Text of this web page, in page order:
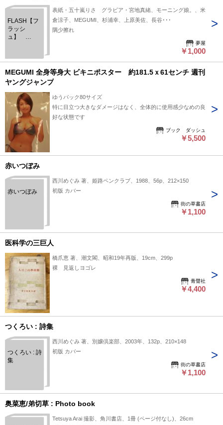
FLASH【フ
ラッシ
ュ】
表紙・五十嵐りさ グラビア・宮地真緒、モーニング娘。、米
倉涼子、MEGUMI、杉浦幸、上原美佐、長谷･･･
隅少擦れ
夢屋
￥1,000
MEGUMI 全身等身大 ビキニポスター 約181.5ｘ61センチ 週刊
ヤングジャンプ
ゆうパック80サイズ
特に目立つ大きなダメージはなく、全体的に使用感少なめの良
好な状態です
ブック ダッシュ
￥5,500
赤いつぼみ
赤いつぼみ
西川めぐみ 著、姫路ペンクラブ、1988、56p、212×150
初版 カバー
街の草書店
￥1,100
医科学の三巨人
橋爪恵 著、潮文閣、昭和19年再版、19cm、299p
裸 見返しヨゴレ
青聲社
￥4,400
つくろい : 詩集
つくろい : 詩
集
西川めぐみ 著、別嬢倶楽部、2003年、132p、210×148
初版 カバー
街の草書店
￥1,100
奥菜恵/弟切草 : Photo book
Tetsuya Arai 撮影、角川書店、1冊 (ページ付なし)、26cm